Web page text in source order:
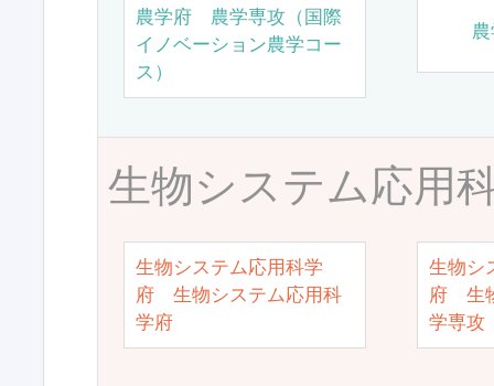
農学府 農学専攻（国際
イノベーション農学コー
ス）
生物システム応用
生物システム応用科学
府 生物システム応用科
学府
生物シ
府 生
学専攻